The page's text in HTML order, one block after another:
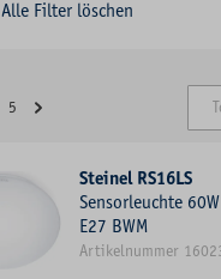
Alle Filter löschen
5
Steinel RS16LS
Sensorleuchte
E27 BWM
Artikelnummer